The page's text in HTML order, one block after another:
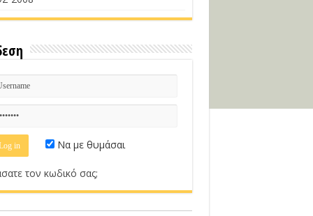
Να με θυμάσαι
τον κωδικό σας;